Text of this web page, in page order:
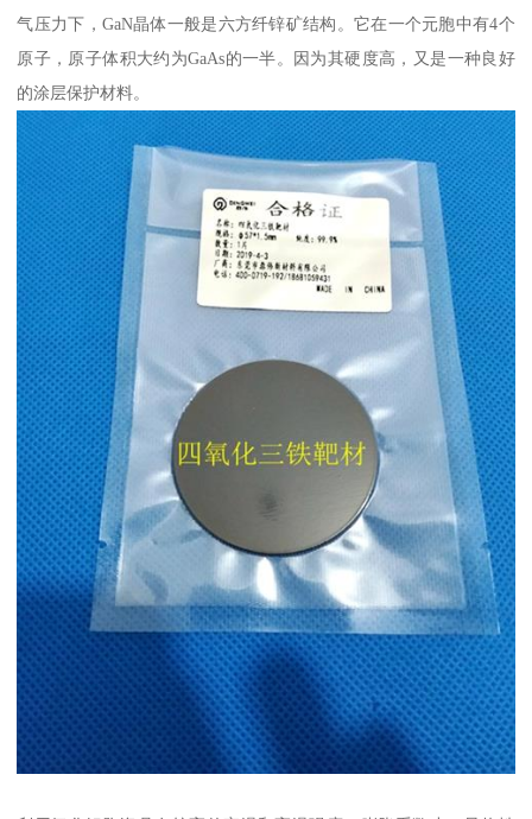
气压力下，GaN晶体一般是六方纤锌矿结构。它在一个元胞中有4个
原子，原子体积大约为GaAs的一半。因为其硬度高，又是一种良好
的涂层保护材料。